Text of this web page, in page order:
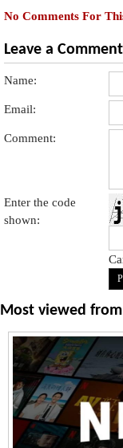
No Comments For
Leave a Comment
Name:
Email:
Comment:
Enter the code
shown:
Most viewed from